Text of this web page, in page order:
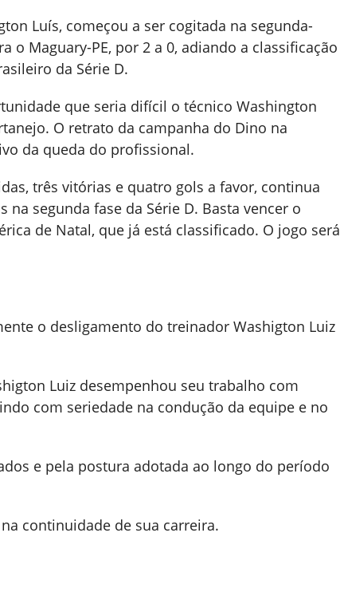
Luís, começou a ser cogitada na segunda-
o Maguary-PE, por 2 a 0, adiando a classificação
da Série D.
que seria difícil o técnico Washington
O retrato da campanha do Dino na
da queda do profissional.
três vitórias e quatro gols a favor, continua
segunda fase da Série D. Basta vencer o
de Natal, que já está classificado. O jogo será
o desligamento do treinador Washigton Luiz
Luiz desempenhou seu trabalho com
com seriedade na condução da equipe e no
e pela postura adotada ao longo do período
continuidade de sua carreira.